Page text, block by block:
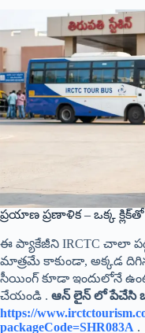
ప్రయాణ ప్రణాళిక – ఒక్క
ఈ ప్యాకేజీని IRCTC చాలా
మాత్రమే కాకుండా, అక్కడ
సీయింగ్ కూడా ఇందులోనే
చేయండి . ఆన్ లైన్ లో పేచేసి
https://
packageCode=SHR083A .